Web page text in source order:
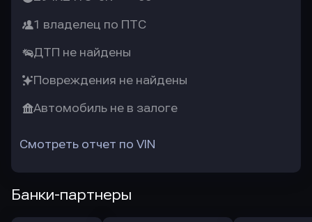
1 владелец по ПТС
ДТП не найдены
Повреждения не найдены
Автомобиль не в залоге
Смотреть отчет по VIN
Банки-партнеры